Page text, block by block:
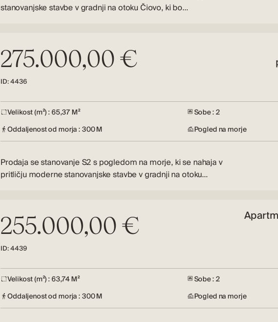
stanovanjske stavbe v gradnji na otoku Čiovo, ki bo…
275.000,00 €
ID: 4436
Velikost (m²) : 65,37 M²
Sobe : 2
Oddaljenost od morja : 300 M
Pogled na morje
Prodaja se stanovanje S2 s pogledom na morje, ki se nahaja v
pritličju moderne stanovanjske stavbe v gradnji na otoku…
255.000,00 €
ID: 4439
Velikost (m²) : 63,74 M²
Sobe : 2
Oddaljenost od morja : 300 M
Pogled na morje